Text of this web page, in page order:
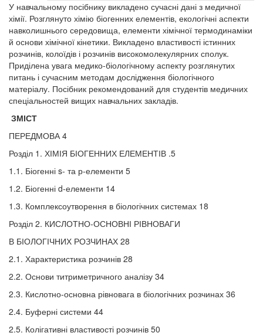
У навчальному посібнику викладено сучасні дані з медичної
хімії. Розглянуто хімію біогенних елементів, екологічні аспекти
навколишнього середовища, елементи хімічної термодинаміки
й основи хімічної кінетики. Викладено властивості істинних
розчинів, колоїдів і розчинів високомолекулярних сполук.
Приділена увага медико-біологічному аспекту розглянутих
питань і сучасним методам дослідження біологічного
матеріалу. Посібник рекомендований для студентів медичних
спеціальностей вищих навчальних закладів.
ЗМІСТ
ПЕРЕДМОВА 4
Розділ 1. ХІМІЯ БІОГЕННИХ ЕЛЕМЕНТІВ .5
1.1. Біогенні s- та р-елементи 5
1.2. Біогенні d-елементи 14
1.3. Комплексоутворення в біологічних системах 18
Розділ 2. КИСЛОТНО-ОСНОВНІ РІВНОВАГИ
В БІОЛОГІЧНИХ РОЗЧИНАХ 28
2.1. Характеристика розчинів 28
2.2. Основи титриметричного аналізу 34
2.3. Кислотно-основна рівновага в біологічних розчинах 36
2.4. Буферні системи 44
2.5. Колігативні властивості розчинів 50